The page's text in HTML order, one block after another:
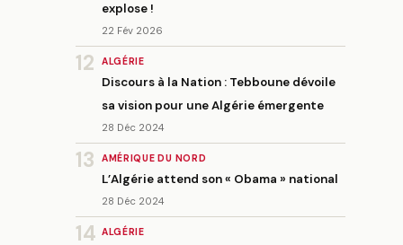
explose !
22 Fév 2026
12 ALGÉRIE
Discours à la Nation : Tebboune dévoile
sa vision pour une Algérie émergente
28 Déc 2024
13 AMÉRIQUE DU NORD
L’Algérie attend son « Obama » national
28 Déc 2024
14 ALGÉRIE